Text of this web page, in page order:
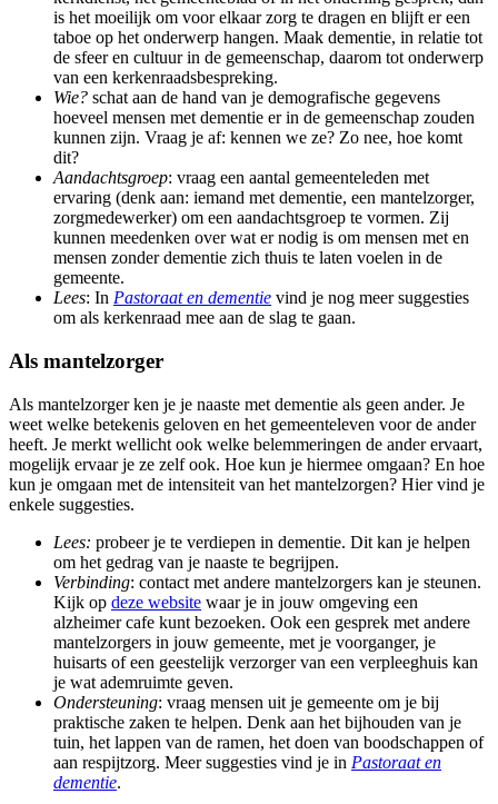
is het moeilijk om voor elkaar zorg te dragen en blijft er een
taboe op het onderwerp hangen. Maak dementie, in relatie tot
de sfeer en cultuur in de gemeenschap, daarom tot onderwerp
van een kerkenraadsbespreking.
Wie? schat aan de hand van je demografische gegevens
hoeveel mensen met dementie er in de gemeenschap zouden
kunnen zijn. Vraag je af: kennen we ze? Zo nee, hoe komt
dit?
Aandachtsgroep: vraag een aantal gemeenteleden met
ervaring (denk aan: iemand met dementie, een mantelzorger,
zorgmedewerker) om een aandachtsgroep te vormen. Zij
kunnen meedenken over wat er nodig is om mensen met en
mensen zonder dementie zich thuis te laten voelen in de
gemeente.
Lees: In Pastoraat en dementie vind je nog meer suggesties
om als kerkenraad mee aan de slag te gaan.
Als mantelzorger
Als mantelzorger ken je je naaste met dementie als geen ander. Je
weet welke betekenis geloven en het gemeenteleven voor de ander
heeft. Je merkt wellicht ook welke belemmeringen de ander ervaart,
mogelijk ervaar je ze zelf ook. Hoe kun je hiermee omgaan? En hoe
kun je omgaan met de intensiteit van het mantelzorgen? Hier vind je
enkele suggesties.
Lees: probeer je te verdiepen in dementie. Dit kan je helpen
om het gedrag van je naaste te begrijpen.
Verbinding: contact met andere mantelzorgers kan je steunen.
Kijk op deze website waar je in jouw omgeving een
alzheimer cafe kunt bezoeken. Ook een gesprek met andere
mantelzorgers in jouw gemeente, met je voorganger, je
huisarts of een geestelijk verzorger van een verpleeghuis kan
je wat ademruimte geven.
Ondersteuning: vraag mensen uit je gemeente om je bij
praktische zaken te helpen. Denk aan het bijhouden van je
tuin, het lappen van de ramen, het doen van boodschappen of
aan respijtzorg. Meer suggesties vind je in Pastoraat en
dementie.